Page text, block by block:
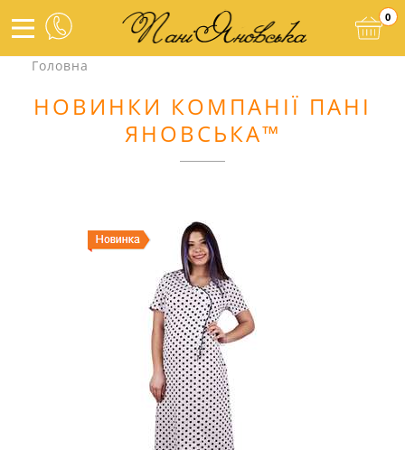
0
Головна
НОВИНКИ КОМПАНІЇ ПАНІ
ЯНОВСЬКА™